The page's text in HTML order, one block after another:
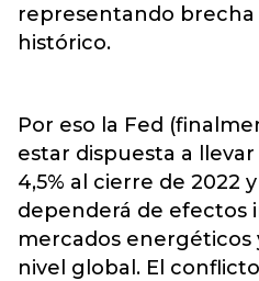
representando brecha
histórico.
Por eso la Fed
estar dispuesta a
4,5% al cierre de 2022
dependerá de efectos
mercados energéticos
nivel global. El